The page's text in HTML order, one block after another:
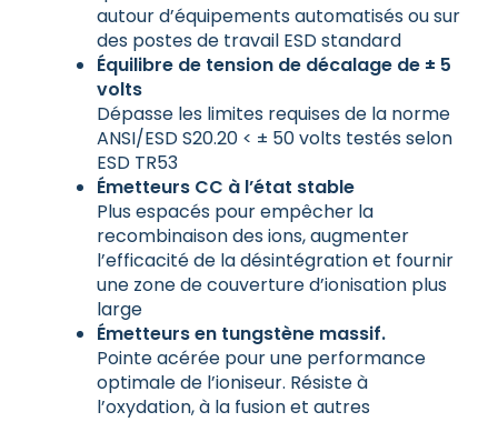
autour d’équipements automatisés ou sur
des postes de travail ESD standard
Équilibre de tension de décalage de ± 5
volts
Dépasse les limites requises de la norme
ANSI/ESD S20.20 < ± 50 volts testés selon
ESD TR53
Émetteurs CC à l’état stable
Plus espacés pour empêcher la
recombinaison des ions, augmenter
l’efficacité de la désintégration et fournir
une zone de couverture d’ionisation plus
large
Émetteurs en tungstène massif.
Pointe acérée pour une performance
optimale de l’ioniseur. Résiste à
l’oxydation, à la fusion et autres